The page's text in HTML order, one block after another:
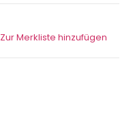
Zur Merkliste hinzufügen